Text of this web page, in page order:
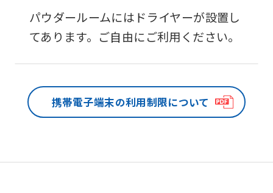
パウダールームにはドライヤーが設置し
てあります。ご自由にご利用ください。
携帯電子端末の利用制限について